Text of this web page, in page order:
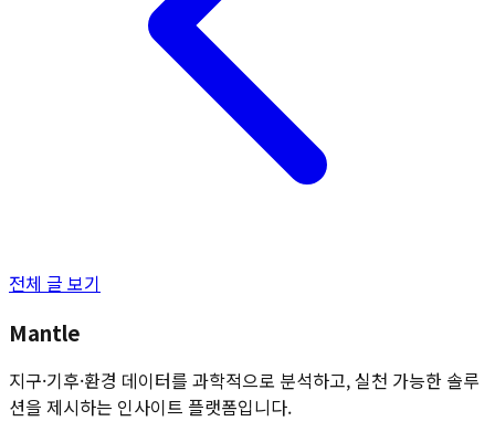
전체 글 보기
Mantle
지구·기후·환경 데이터를 과학적으로 분석하고, 실천 가능한 솔루
션을 제시하는 인사이트 플랫폼입니다.